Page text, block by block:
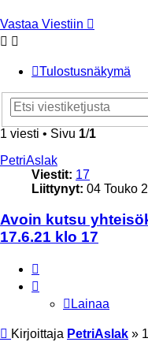
Vastaa Viestiin
Tulostusnäkymä
1 viesti • Sivu 1/1
PetriAslak
Viestit: 17
Liittynyt: 04 Touko
Avoin kutsu
17.6.21 klo 17
Lainaa
Viesti
Kirjoittaja PetriAslak »